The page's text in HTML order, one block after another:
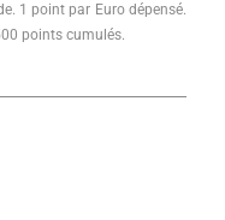
1 point par Euro dépensé.
points cumulés.